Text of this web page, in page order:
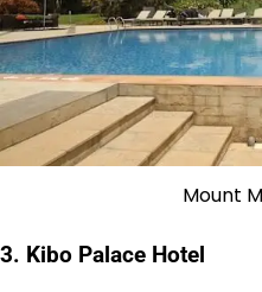
Mount
3. Kibo Palace Hotel